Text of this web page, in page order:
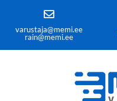
varustaja@memi.ee
rain@memi.ee